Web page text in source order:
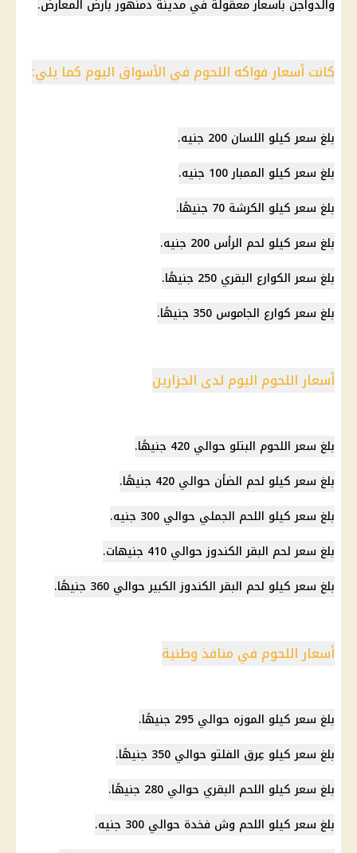
والدواجن بأسعار معقولة في مدينة دمنهور بأرض المعارض.
كانت أسعار فواكه اللحوم في الأسواق اليوم كما يلي:
بلغ سعر كيلو اللسان 200 جنيه.
بلغ سعر كيلو الممبار 100 جنيه.
بلغ سعر كيلو الكرشة 70 جنيهًا.
بلغ سعر كيلو لحم الرأس 200 جنيه.
بلغ سعر الكوارع البقري 250 جنيهًا.
بلغ سعر كوارع الجاموس 350 جنيهًا.
أسعار اللحوم اليوم لدى الجزارين
بلغ سعر اللحوم البتلو حوالي 420 جنيهًا.
بلغ سعر كيلو لحم الضأن حوالي 420 جنيهًا.
بلغ سعر كيلو اللحم الجملي حوالي 300 جنيه.
بلغ سعر لحم البقر الكندوز حوالي 410 جنيهات.
بلغ سعر كيلو لحم البقر الكندوز الكبير حوالي 360 جنيهًا.
أسعار اللحوم في منافذ وطنية
بلغ سعر كيلو الموزه حوالي 295 جنيهًا.
بلغ سعر كيلو عِرق الفلتو حوالي 350 جنيهًا.
بلغ سعر كيلو اللحم البقري حوالي 280 جنيهًا.
بلغ سعر كيلو اللحم وش فخدة حوالي 300 جنيه.